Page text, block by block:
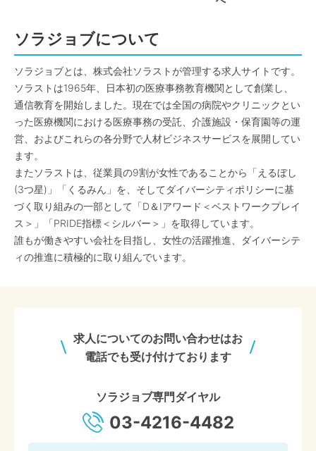
ソラジョブについて
ソラジョブとは、株式会社ソラストが管理する求人サイトです。
ソラストは1965年、日本初の医療事務教育機関として創業し、
通信教育を開始しました。現在では全国の病院やクリニックとい
った医療機関における医療事務の受託、介護施設・保育園等の運
営、およびこれらの各分野で人材ビジネスサービスを展開してい
ます。
またソラストは、従業員の9割が女性であることから「えるぼし
(3つ星)」「くるみん」を、そしてダイバーシティポリシーに基
づく取り組みの一部として「D＆Iアワード＜ベストワークプレイ
ス＞」「PRIDE指標＜シルバー＞」を取得しています。
誰もが働きやすい会社を目指し、女性の活躍推進、ダイバーシテ
ィの推進に積極的に取り組んでいます。
求人についてのお問い合わせはお
電話でも受け付けております
ソラジョブ専門ダイヤル
03-4216-4482